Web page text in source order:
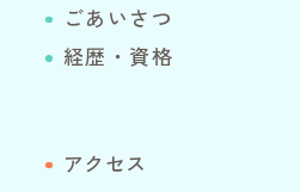
ごあいさつ
経歴・資格
アクセス